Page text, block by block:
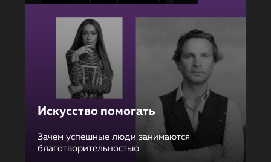
Искусство помогать
Зачем успешные люди занимаются
благотворительностью